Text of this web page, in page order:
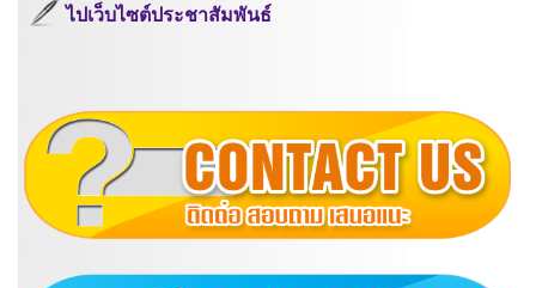
ไปเว็บไซต์ประชาสัมพันธ์